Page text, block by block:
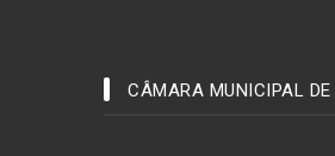
CÂMARA MUNICIPAL